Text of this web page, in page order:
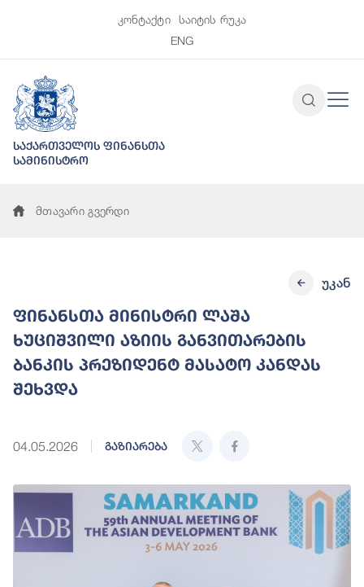
კონტაქტი
საიტის რუკა
ENG
საქართველოს ფინანსთა
სამინისტრო
მთავარი გვერდი
ფინანსთა მინისტრი ლაშა
ხუციშვილი აზიის განვითარების
ბანკის პრეზიდენტ მასატო კანდას
შეხვდა
04.05.2026 გაზიარება
უკან